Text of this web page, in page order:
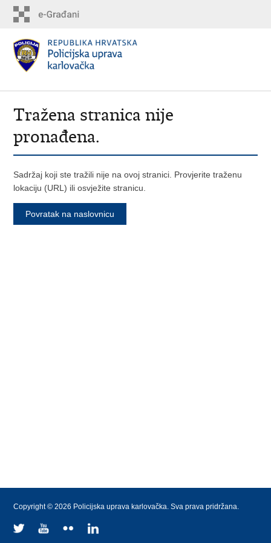
Tražena stranica nije
pronađena.
Sadržaj koji ste tražili nije na ovoj stranici. Provjerite traženu
lokaciju (URL) ili osvježite stranicu.
Povratak na naslovnicu
Copyright © 2026 Policijska uprava karlovačka. Sva prava pridržana.